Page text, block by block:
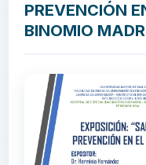
PREVENCIÓN
BINOMIO